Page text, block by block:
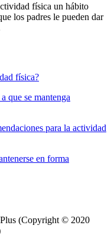
física un hábito
los padres le pueden dar
física?​
que se mantenga
para la actividad
en forma
(Copyright © 2020